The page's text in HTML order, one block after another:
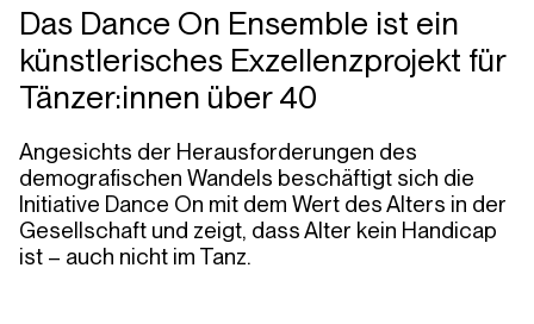
Das Dance On Ensemble ist ein
künstlerisches Exzellenzprojekt für
Tänzer:innen über 40
Angesichts der Herausforderungen des
demografischen Wandels beschäftigt sich die
Initiative Dance On mit dem Wert des Alters in der
Gesellschaft und zeigt, dass Alter kein Handicap
ist­ – auch nicht im Tanz.